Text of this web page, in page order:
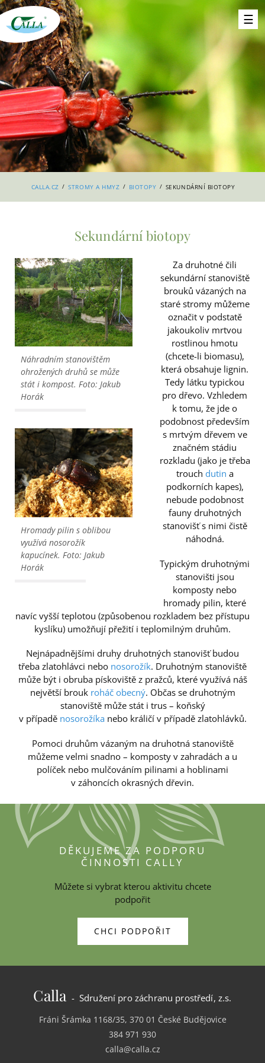
CALLA.CZ / STROMY A HMYZ / BIOTOPY / SEKUNDÁRNÍ BIOTOPY
Sekundární biotopy
Náhradním stanovištěm
ohrožených druhů se může
stát i kompost. Foto: Jakub
Horák
Hromady pilin s oblibou
využívá nosorožík
kapucínek. Foto: Jakub
Horák
Za druhotné čili
sekundární stanoviště
brouků vázaných na
staré stromy můžeme
označit v podstatě
jakoukoliv mrtvou
rostlinou hmotu
(chcete-li biomasu),
která obsahuje lignin.
Tedy látku typickou
pro dřevo. Vzhledem
k tomu, že jde o
podobnost především
s mrtvým dřevem ve
značném stádiu
rozkladu (jako je třeba
trouch dutin a
podkorních kapes),
nebude podobnost
fauny druhotných
stanovišť s nimi čistě
náhodná.
Typickým druhotnými
stanovišti jsou
komposty nebo
hromady pilin, které
navíc vyšší teplotou (způsobenou rozkladem bez přístupu
kyslíku) umožňují přežití i teplomilným druhům.
Nejnápadnějšími druhy druhotných stanovišť budou
třeba zlatohlávci nebo nosorožík. Druhotným stanoviště
může být i obruba pískoviště z pražců, které využívá náš
největší brouk roháč obecný. Občas se druhotným
stanoviště může stát i trus – koňský
v případě nosorožíka nebo králičí v případě zlatohlávků.
Pomoci druhům vázaným na druhotná stanoviště
můžeme velmi snadno – komposty v zahradách a u
políček nebo mulčováním pilinami a hoblinami
v záhoncích okrasných dřevin.
DĚKUJEME ZA PODPORU
ČINNOSTI CALLY
Můžete si vybrat kterou aktivitu chcete
podpořit
CHCI PODPOŘIT
Calla - Sdružení pro záchranu prostředí, z.s.
Fráni Šrámka 1168/35, 370 01 České Budějovice
384 971 930
calla@calla.cz